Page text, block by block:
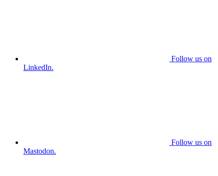
Follow us on
LinkedIn.
Follow us on
Mastodon.